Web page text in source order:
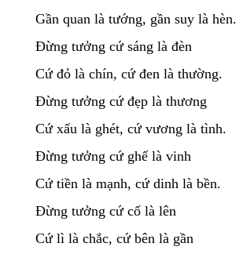
Gần quan là tướng, gần suy là hèn.
Đừng tưởng cứ sáng là đèn
Cứ đỏ là chín, cứ đen là thường.
Đừng tưởng cứ đẹp là thương
Cứ xấu là ghét, cứ vương là tình.
Đừng tưởng cứ ghế là vinh
Cứ tiền là mạnh, cứ dinh là bền.
Đừng tưởng cứ cố là lên
Cứ lì là chắc, cứ bên là gần